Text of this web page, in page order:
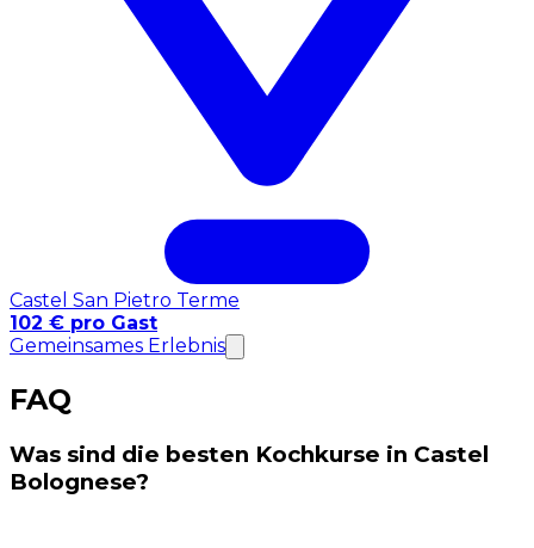
Castel San Pietro Terme
102 € pro Gast
Gemeinsames Erlebnis
FAQ
Was sind die besten Kochkurse in Castel
Bolognese?